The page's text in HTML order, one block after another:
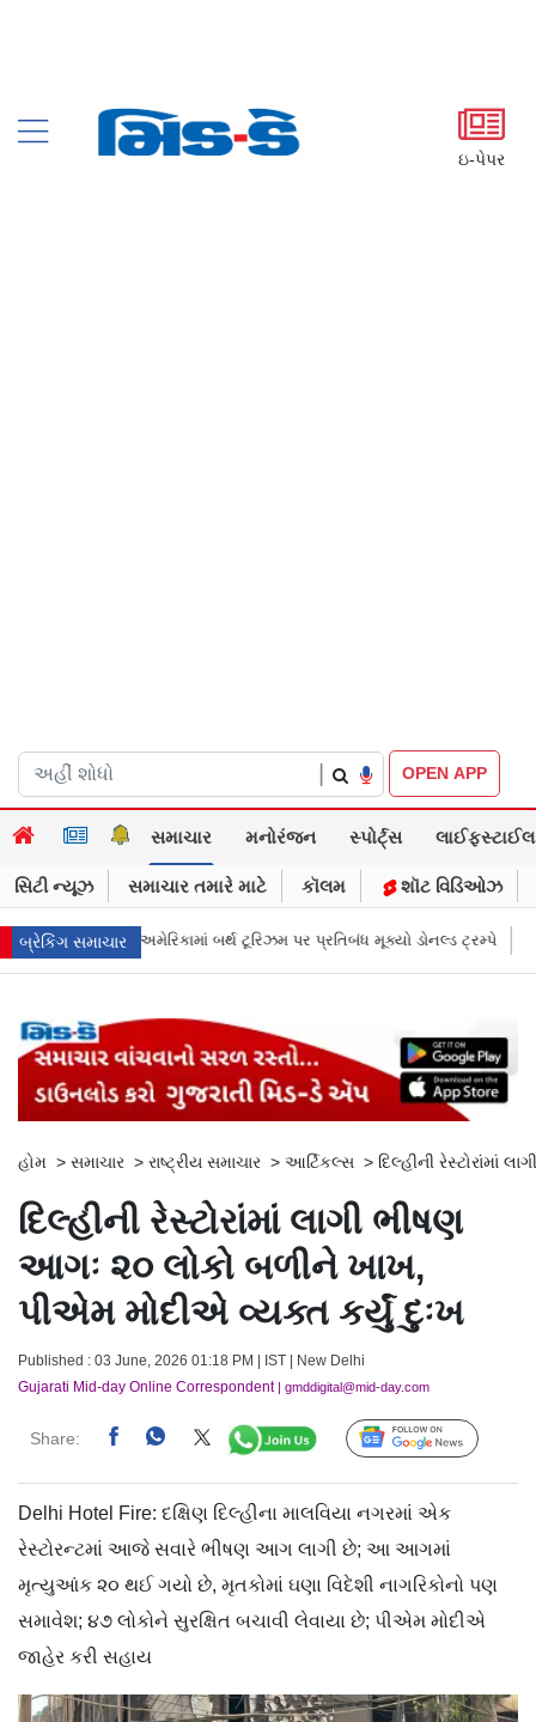
ઇ-પેપર
OPEN APP
સમાચાર મનોરંજન સ્પોર્ટ્સ લાઈફસ્ટાઈલ
સિટી ન્યૂઝ સમાચાર તમારે માટે કૉલમ શૉટ વિડિઓઝ
બ્રેકિંગ સમાચાર
બર્થ ટૂરિઝમ પર પ્રતિબંધ મૂક્યો ડોનલ્ડ ટ્રમ્પે Health Funda:
હોમ > સમાચાર > રાષ્ટ્રીય સમાચાર > આર્ટિકલ્સ > દિલ્હીની રેસ્ટોરાંમાં
દિલ્હીની રેસ્ટોરાંમાં લાગી ભીષણ
આગઃ ૨૦ લોકો બળીને ખાખ,
પીએમ મોદીએ વ્યક્ત કર્યું દુઃખ
Published : 03 June, 2026 01:18 PM | IST | New Delhi
Gujarati Mid-day Online Correspondent| gmddigital@mid-day.com
Share: Follow Us
Delhi Hotel Fire: દક્ષિણ દિલ્હીના માલવિયા નગરમાં એક
રેસ્ટોરન્ટમાં આજે સવારે ભીષણ આગ લાગી છે; આ આગમાં
મૃત્યુઆંક ૨૦ થઈ ગયો છે, મૃતકોમાં ઘણા વિદેશી નાગરિકોનો પણ
સમાવેશ; ૪૭ લોકોને સુરક્ષિત બચાવી લેવાયા છે; પીએમ મોદીએ
જાહેર કરી સહાય